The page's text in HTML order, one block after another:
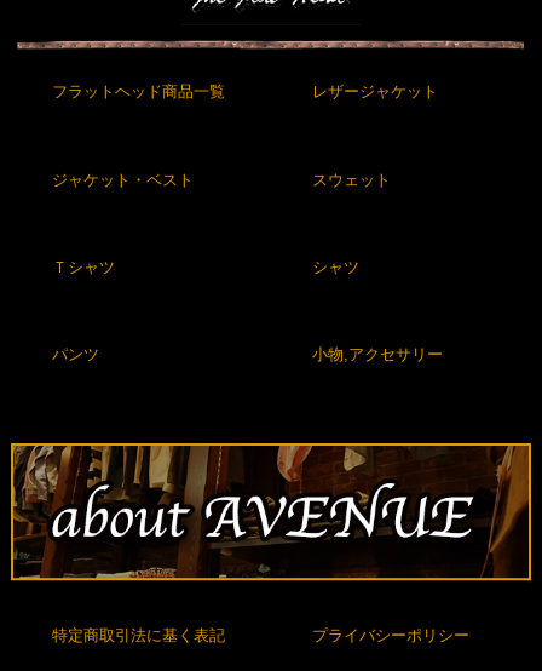
フラットヘッド商品一覧 レザージャケット
ジャケット・ベスト スウェット
Ｔシャツ シャツ
パンツ 小物,アクセサリー
特定商取引法に基く表記 プライバシーポリシー